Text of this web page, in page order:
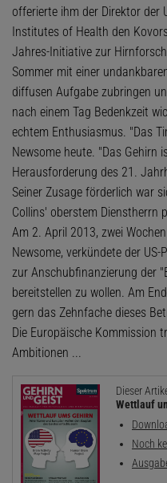
offerierte ihm der Direktor der
Institutes of Health den
Jahres-Initiative zur
Sommer mit einer
diffusen Aufgabe zubringen
nach einem Tag Bedenkzeit
echtem Enthusiasmus. "Das
Newsome heute. "Das Gehirn
Herausforderung des 21.
Seiner Zusage förderlich war
Collins' oberstem Dienstherrn
Am 2. April 2013, zwei
Newsome, verkündete der
zur Anschubfinanzierung der
bereitstellen zu wollen. Am
gern das Zehnfache dieses
Die Europäische Kommission
Ambitionen ...
Dieser
Wettlauf
Noch